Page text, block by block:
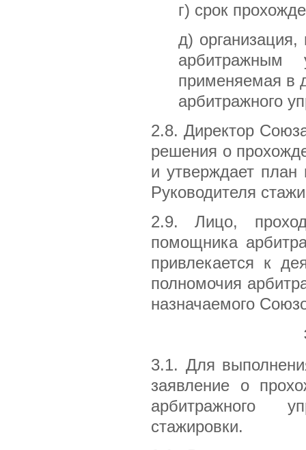
г) срок
д)
арбитражным
применяемая в
арбитражного
2.8. Директор
решения о
и утверждает план
Руководителя
2.9. Лицо,
помощника
привлекается к
полномочия
назначаемого
3.1. Для
заявление о
арбитражного
стажировки.